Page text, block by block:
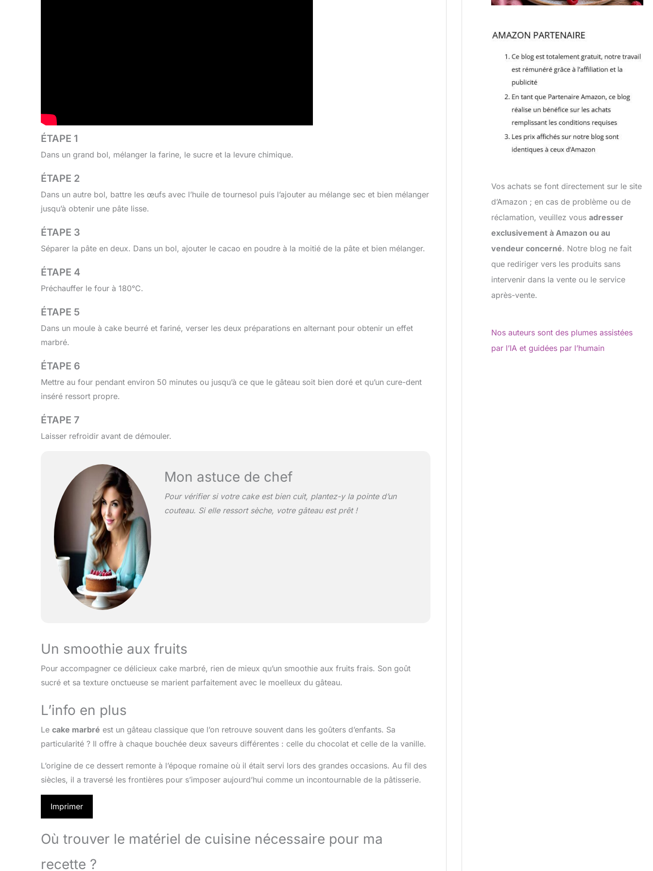
ÉTAPE 1
Dans un grand bol, mélanger la farine, le sucre et la levure chimique.
ÉTAPE 2
Dans un autre bol, battre les œufs avec l’huile de tournesol puis l’ajouter au mélange sec et bien mélanger
jusqu’à obtenir une pâte lisse.
ÉTAPE 3
Séparer la pâte en deux. Dans un bol, ajouter le cacao en poudre à la moitié de la pâte et bien mélanger.
ÉTAPE 4
Préchauffer le four à 180°C.
ÉTAPE 5
Dans un moule à cake beurré et fariné, verser les deux préparations en alternant pour obtenir un effet
marbré.
ÉTAPE 6
Mettre au four pendant environ 50 minutes ou jusqu’à ce que le gâteau soit bien doré et qu’un cure-dent
inséré ressort propre.
ÉTAPE 7
Laisser refroidir avant de démouler.
Mon astuce de chef
Pour vérifier si votre cake est bien cuit, plantez-y la pointe d’un
couteau. Si elle ressort sèche, votre gâteau est prêt !
Un smoothie aux fruits
Pour accompagner ce délicieux cake marbré, rien de mieux qu’un smoothie aux fruits frais. Son goût
sucré et sa texture onctueuse se marient parfaitement avec le moelleux du gâteau.
L’info en plus
Le cake marbré est un gâteau classique que l’on retrouve souvent dans les goûters d’enfants. Sa
particularité ? Il offre à chaque bouchée deux saveurs différentes : celle du chocolat et celle de la vanille.
L’origine de ce dessert remonte à l’époque romaine où il était servi lors des grandes occasions. Au fil des
siècles, il a traversé les frontières pour s’imposer aujourd’hui comme un incontournable de la pâtisserie.
Imprimer
Où trouver le matériel de cuisine nécessaire pour ma
recette ?
Vos achats se font directement sur le site
d’Amazon ; en cas de problème ou de
réclamation, veuillez vousadresser
exclusivement à Amazon ou au
vendeur concerné. Notre blog ne fait
que rediriger vers les produits sans
intervenir dans la vente ou le service
après-vente.
Nos auteurs sont des plumes assistées
par l’IA et guidées par l’humain